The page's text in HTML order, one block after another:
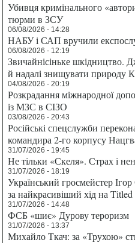
Убивця кримінального
тюрми в ЗСУ
06/08/2026 - 14:28
НАБУ і САП вручили
06/08/2026 - 12:19
Звичайнісіньке шкідництво.
й надалі знищувати природу
04/08/2026 - 20:19
Розкрадання міжнародної
із МЗС в СІЗО
03/08/2026 - 20:43
Російські спецслужби
командира 2-го корпусу
31/07/2026 - 19:45
Не тільки «Скеля». Страх і
31/07/2026 - 18:19
Український гросмейстер
за найкрасивіший хід на Titled
31/07/2026 - 14:48
ФСБ «шиє» Дурову тероризм
31/07/2026 - 13:37
Михайло Ткач: за «Трухою»